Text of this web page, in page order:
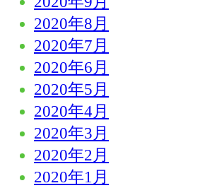
2020年8月
2020年7月
2020年6月
2020年5月
2020年4月
2020年3月
2020年2月
2020年1月